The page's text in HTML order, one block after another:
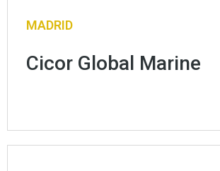
MADRID
Cicor Global Marine